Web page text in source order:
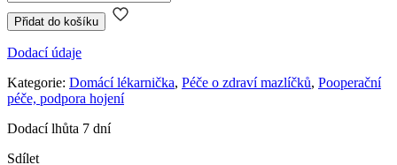
Z
množství
Přidat do košíku
Dodací údaje
Kategorie: Domácí lékarnička, Péče o zdraví mazlíčků, Pooperační
péče, podpora hojení
Dodací lhůta 7 dní
Sdílet